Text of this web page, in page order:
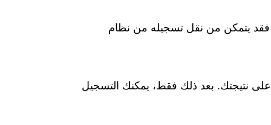
فقد يتمكن من نقل تسجيله من نظام
نتيجتك. بعد ذلك فقط، يمكنك التسجيل